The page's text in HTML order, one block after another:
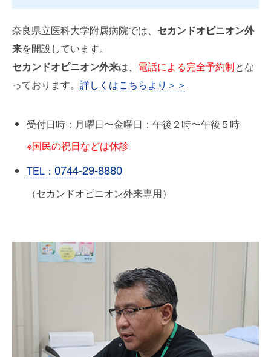
奈良県立医科大学附属病院では、 セカンドオピニオン外
来を開設しています。
セカンドオピニオン外来は、 電話による完全予約制とな
っております。 詳しくはこちらより＞＞
受付日時：月曜日〜金曜日：午後２時〜午後５時
※国民の祝日などは休診
TEL： 0744-29-8880
（セカンドオピニオン外来専用）